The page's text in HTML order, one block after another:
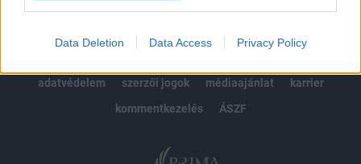
Data Deletion Data Access Privacy Policy
adatvédelem
szerzői jogok médiaajánlat
karrier
kommentkezelés
ÁSZF